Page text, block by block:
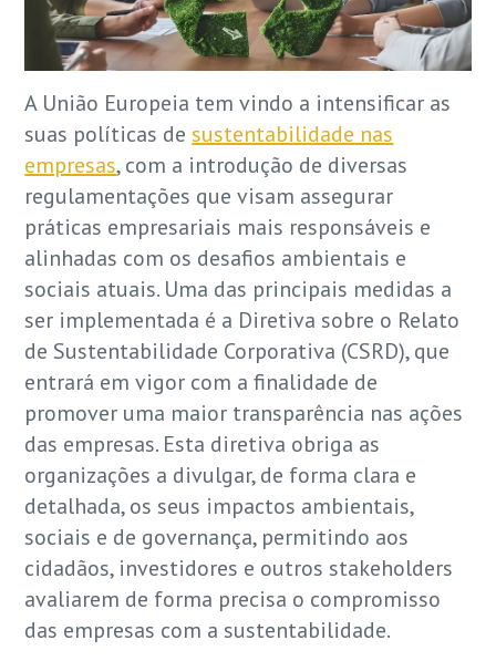
A União Europeia tem vindo a intensificar as
suas políticas desustentabilidade nas
empresas, com a introdução de diversas
regulamentações que visam assegurar
práticas empresariais mais responsáveis e
alinhadas com os desafios ambientais e
sociais atuais. Uma das principais medidas a
ser implementada é a Diretiva sobre o Relato
de Sustentabilidade Corporativa (CSRD), que
entrará em vigor com a finalidade de
promover uma maior transparência nas ações
das empresas. Esta diretiva obriga as
organizações a divulgar, de forma clara e
detalhada, os seus impactos ambientais,
sociais e de governança, permitindo aos
cidadãos, investidores e outros stakeholders
avaliarem de forma precisa o compromisso
das empresas com a sustentabilidade.